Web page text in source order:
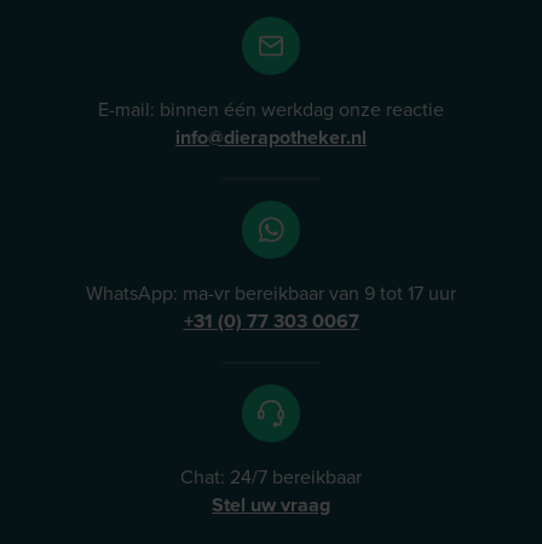
E-mail: binnen één werkdag onze reactie
info@dierapotheker.nl
WhatsApp: ma-vr bereikbaar van 9 tot 17 uur
+31 (0) 77 303 0067
Chat: 24/7 bereikbaar
Stel uw vraag